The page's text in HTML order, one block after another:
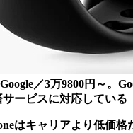
／3万9800円～。
サービスに対応している
はキャリアより低価格